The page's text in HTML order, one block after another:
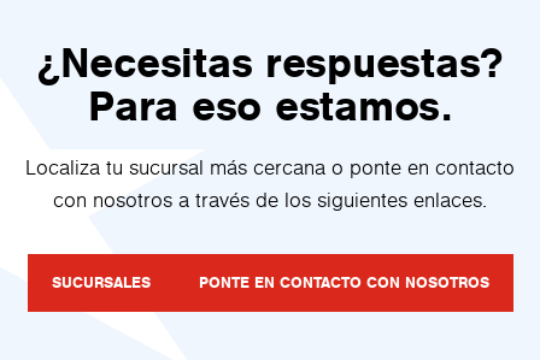
¿Necesitas respuestas?
Para eso estamos.
Localiza tu sucursal más cercana o ponte en contacto
con nosotros a través de los siguientes enlaces.
SUCURSALES PONTE EN CONTACTO CON NOSOTROS